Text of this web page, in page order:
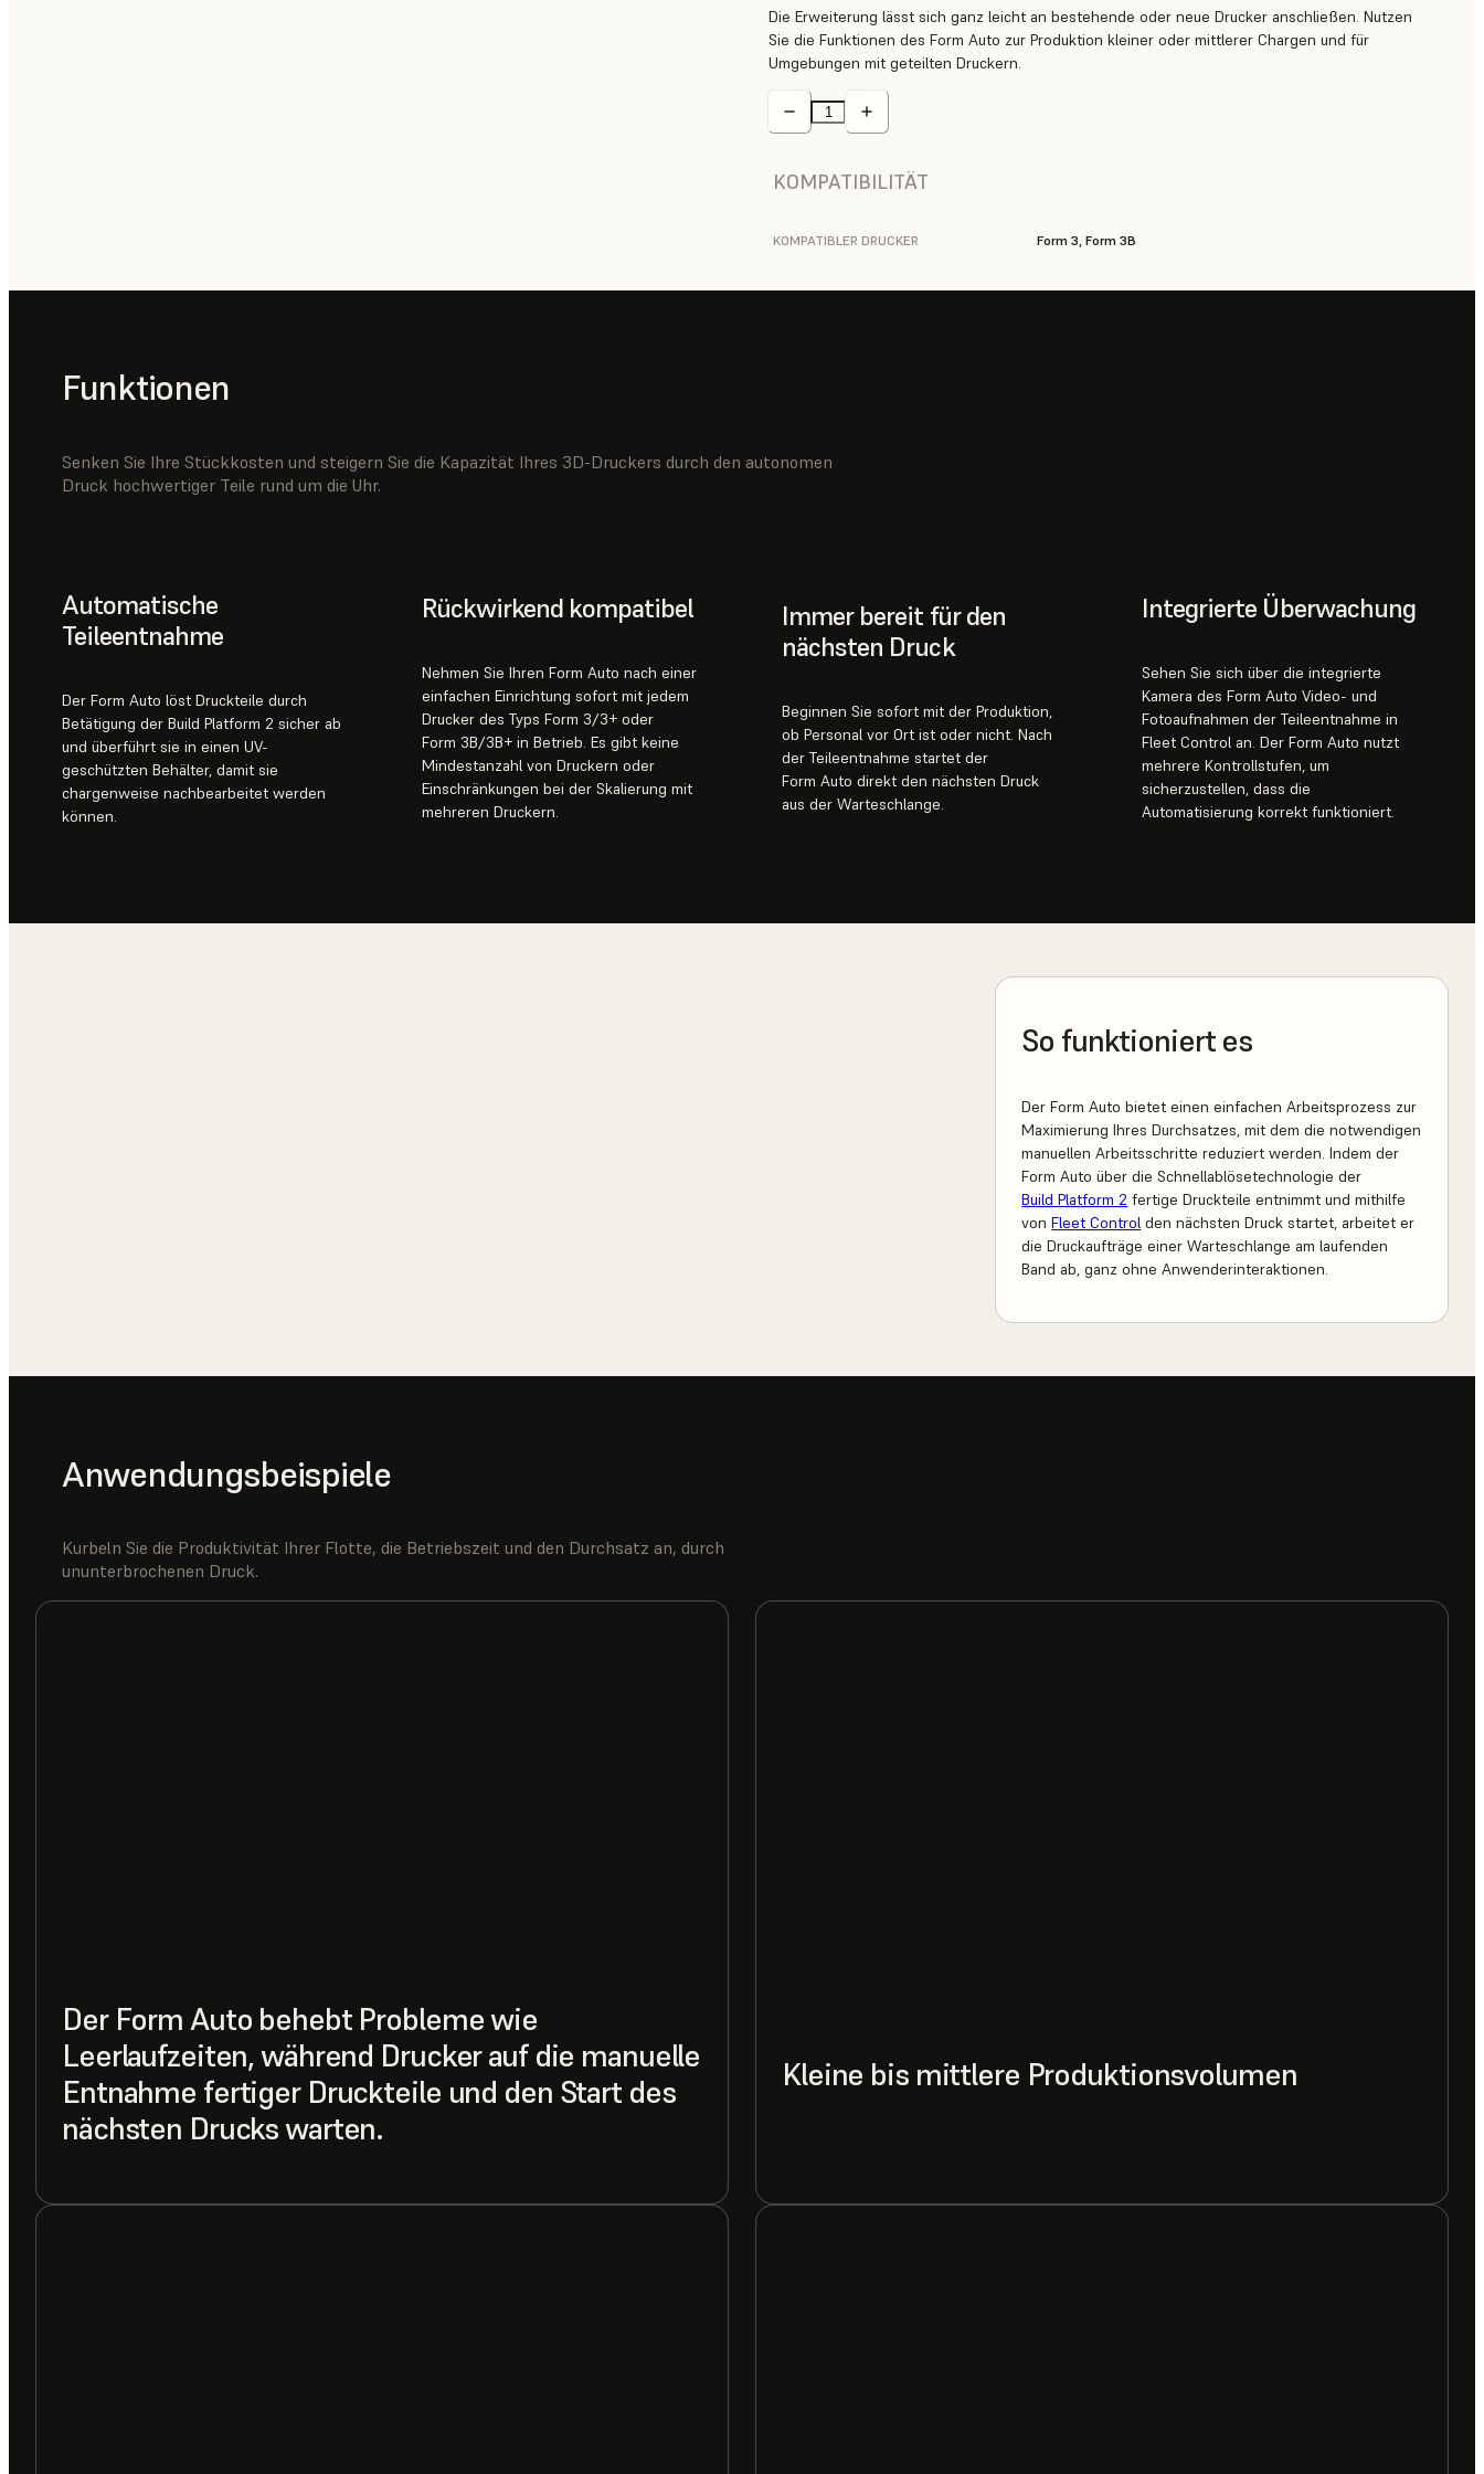
Die Erweiterung lässt sich ganz leicht an bestehende oder neue Drucker anschließen. Nutzen
Sie die Funktionen des Form Auto zur Produktion kleiner oder mittlerer Chargen und für
Umgebungen mit geteilten Druckern.
KOMPATIBILITÄT
KOMPATIBLER DRUCKER Form 3, Form 3B
Funktionen
Senken Sie Ihre Stückkosten und steigern Sie die Kapazität Ihres 3D-Druckers durch den autonomen
Druck hochwertiger Teile rund um die Uhr.
Automatische
Teileentnahme
Der Form Auto löst Druckteile durch
Betätigung der Build Platform 2 sicher ab
und überführt sie in einen UV-
geschützten Behälter, damit sie
chargenweise nachbearbeitet werden
können.
Rückwirkend kompatibel
Nehmen Sie Ihren Form Auto nach einer
einfachen Einrichtung sofort mit jedem
Drucker des Typs Form 3/3+ oder
Form 3B/3B+ in Betrieb. Es gibt keine
Mindestanzahl von Druckern oder
Einschränkungen bei der Skalierung mit
mehreren Druckern.
Immer bereit für den
nächsten Druck
Beginnen Sie sofort mit der Produktion,
ob Personal vor Ort ist oder nicht. Nach
der Teileentnahme startet der
Form Auto direkt den nächsten Druck
aus der Warteschlange.
Integrierte Überwachung
Sehen Sie sich über die integrierte
Kamera des Form Auto Video- und
Fotoaufnahmen der Teileentnahme in
Fleet Control an. Der Form Auto nutzt
mehrere Kontrollstufen, um
sicherzustellen, dass die
Automatisierung korrekt funktioniert.
So funktioniert es
Der Form Auto bietet einen einfachen Arbeitsprozess zur
Maximierung Ihres Durchsatzes, mit dem die notwendigen
manuellen Arbeitsschritte reduziert werden. Indem der
Form Auto über die Schnellablösetechnologie der
Build Platform 2 fertige Druckteile entnimmt und mithilfe
vonFleet Control den nächsten Druck startet, arbeitet er
die Druckaufträge einer Warteschlange am laufenden
Band ab, ganz ohne Anwenderinteraktionen.
Anwendungsbeispiele
Kurbeln Sie die Produktivität Ihrer Flotte, die Betriebszeit und den Durchsatz an, durch
ununterbrochenen Druck.
Der Form Auto behebt Probleme wie
Leerlaufzeiten, während Drucker auf die manuelle
Entnahme fertiger Druckteile und den Start des
nächsten Drucks warten.
Kleine bis mittlere Produktionsvolumen